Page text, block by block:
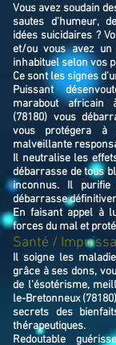
Vous avez soudain
sautes d’humeur,
idées suicidaires ?
et/ou vous avez
inhabituel selon vos
Ce sont les signes
Puissant
marabout africain
(78180) vous
vous protégera à
malveillante
Il neutralise les
débarrasse de tous
inconnus. Il
débarrasse
En faisant appel à
forces du mal et
Santé /
Il soigne les
grâce à ses dons,
de l'ésotérisme,
le-Bretonneux
secrets des
thérapeutiques.
Redoutable